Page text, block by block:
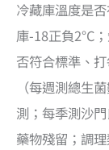
冷藏庫溫度是
庫-18正負2°C
否符合標準、
（每週測總生
測；每季測沙
藥物殘留；調